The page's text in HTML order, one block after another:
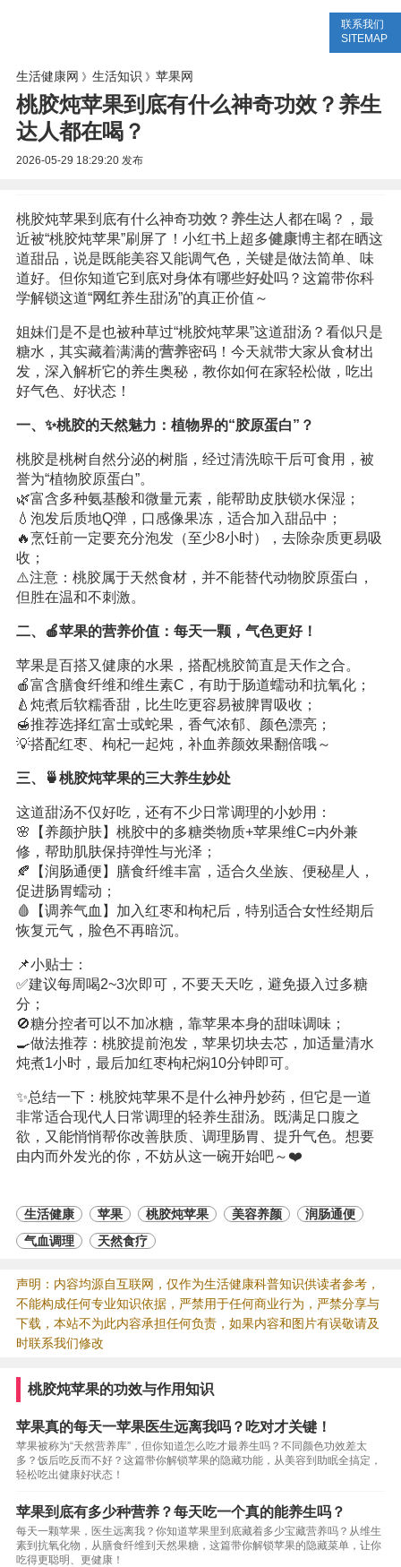
联系我们
SITEMAP
生活健康网 》 生活知识 》 苹果网
桃胶炖苹果到底有什么神奇功效？养生
达人都在喝？
2026-05-29 18:29:20发布
桃胶炖苹果到底有什么神奇功效？ 养生达人都在喝？，最
近被“桃胶炖苹果”刷屏了！小红书上超多健康博主都在晒这
道甜品，说是既能美容又能调气色，关键是做法简单、味
道好。但你知道它到底对身体有哪些好处吗？这篇带你科
学解锁这道“网红养生甜汤”的真正价值～
姐妹们是不是也被种草过“桃胶炖苹果”这道甜汤？看似只是
糖水，其实藏着满满的营养密码！今天就带大家从食材出
发，深入解析它的养生奥秘，教你如何在家轻松做，吃出
好气色、好状态！
一、✨桃胶的天然魅力：植物界的“胶原蛋白”？
桃胶是桃树自然分泌的树脂，经过清洗晾干后可食用，被
誉为“植物胶原蛋白”。
🌿富含多种氨基酸和微量元素，能帮助皮肤锁水保湿；
💧泡发后质地Q弹，口感像果冻，适合加入甜品中；
🔥烹饪前一定要充分泡发（至少8小时），去除杂质更易吸
收；
⚠️注意：桃胶属于天然食材，并不能替代动物胶原蛋白，
但胜在温和不刺激。
二、🍎苹果的营养价值：每天一颗，气色更好！
苹果是百搭又健康的水果，搭配桃胶简直是天作之合。
🍎富含膳食纤维和维生素C，有助于肠道蠕动和抗氧化；
🍐炖煮后软糯香甜，比生吃更容易被脾胃吸收；
🍯推荐选择红富士或蛇果，香气浓郁、颜色漂亮；
💡搭配红枣、枸杞一起炖，补血养颜效果翻倍哦～
三、🍵桃胶炖苹果的三大养生妙处
这道甜汤不仅好吃，还有不少日常调理的小妙用：
🌸【养颜护肤】桃胶中的多糖类物质+苹果维C=内外兼
修，帮助肌肤保持弹性与光泽；
🍂【润肠通便】膳食纤维丰富，适合久坐族、便秘星人，
促进肠胃蠕动；
🩸【调养气血】加入红枣和枸杞后，特别适合女性经期后
恢复元气，脸色不再暗沉。
📌小贴士：
✅建议每周喝2~3次即可，不要天天吃，避免摄入过多糖
分；
🚫糖分控者可以不加冰糖，靠苹果本身的甜味调味；
🍳做法推荐：桃胶提前泡发，苹果切块去芯，加适量清水
炖煮1小时，最后加红枣枸杞焖10分钟即可。
✨总结一下：桃胶炖苹果不是什么神丹妙药，但它是一道
非常适合现代人日常调理的轻养生甜汤。既满足口腹之
欲，又能悄悄帮你改善肤质、调理肠胃、提升气色。想要
由内而外发光的你，不妨从这一碗开始吧～❤️
生活健康 苹果 桃胶炖苹果 美容养颜
润肠通便
气血调理
天然食疗
声明：内容均源自互联网，仅作为生活健康科普知识供读者参考，
不能构成任何专业知识依据，严禁用于任何商业行为，严禁分享与
下载，本站不为此内容承担任何负责，如果内容和图片有误敬请及
时联系我们修改
桃胶炖苹果的功效与作用知识
苹果真的每天一苹果医生远离我吗？吃对才关键！
苹果被称为“天然营养库”，但你知道怎么吃才最养生吗？不同颜色功效差太
多？饭后吃反而不好？这篇带你解锁苹果的隐藏功能，从美容到助眠全搞定，
轻松吃出健康好状态！
苹果到底有多少种营养？每天吃一个真的能养生吗？
每天一颗苹果，医生远离我？你知道苹果里到底藏着多少宝藏营养吗？从维生
素到抗氧化物，从膳食纤维到天然果糖，这篇带你解锁苹果的隐藏菜单，让你
吃得更聪明、更健康！